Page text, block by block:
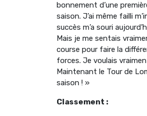
bonnement d’une
saison. J’ai même failli
succès m’a souri
Mais je me sentais
course pour faire la
forces. Je voulais
Maintenant le Tour de
saison ! »
Classement :